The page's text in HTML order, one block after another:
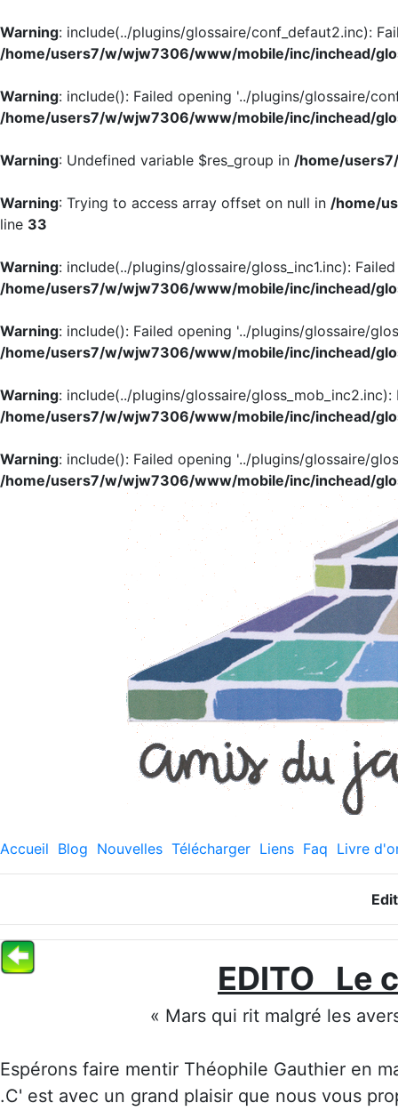
Warning: include(../plugins/glossaire/conf_defaut2.inc):
/home/users7/w/wjw7306/www/mobile/inc/inchead/
Warning: include(): Failed opening '../plugins/glossaire/
/home/users7/w/wjw7306/www/mobile/inc/inchead/
Warning: Undefined variable $res_group in /home/
Warning: Trying to access array offset on null in /home/
line 33
Warning: include(../plugins/glossaire/gloss_inc1.inc):
/home/users7/w/wjw7306/www/mobile/inc/inchead/
Warning: include(): Failed opening '../plugins/glossaire/
/home/users7/w/wjw7306/www/mobile/inc/inchead/
Warning: include(../plugins/glossaire/
/home/users7/w/wjw7306/www/mobile/inc/inchead/
Warning: include(): Failed opening '../plugins/glossaire/
/home/users7/w/wjw7306/www/mobile/inc/inchead/
Accueil Blog Nouvelles Télécharger Liens Faq Livre
EDITO Le
« Mars qui rit malgré les
Espérons faire mentir Théophile Gauthier en
.C' est avec un grand plaisir que nous vous